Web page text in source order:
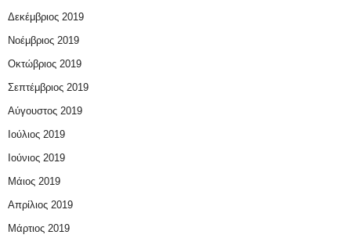
Δεκέμβριος 2019
Νοέμβριος 2019
Οκτώβριος 2019
Σεπτέμβριος 2019
Αύγουστος 2019
Ιούλιος 2019
Ιούνιος 2019
Μάιος 2019
Απρίλιος 2019
Μάρτιος 2019